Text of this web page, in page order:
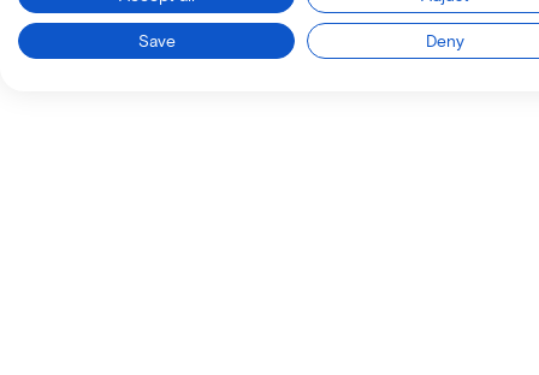
Save Deny